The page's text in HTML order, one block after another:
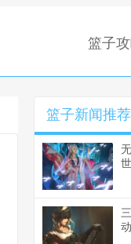
篮子
篮子新闻推荐